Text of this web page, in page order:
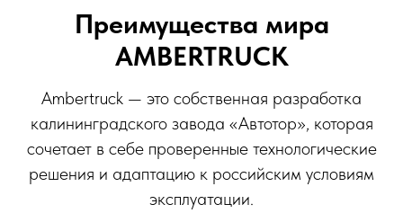
Преимущества мира
AMBERTRUCK
Ambertruck — это собственная разработка
калининградского завода «Автотор», которая
сочетает в себе проверенные технологические
решения и адаптацию к российским условиям
эксплуатации.